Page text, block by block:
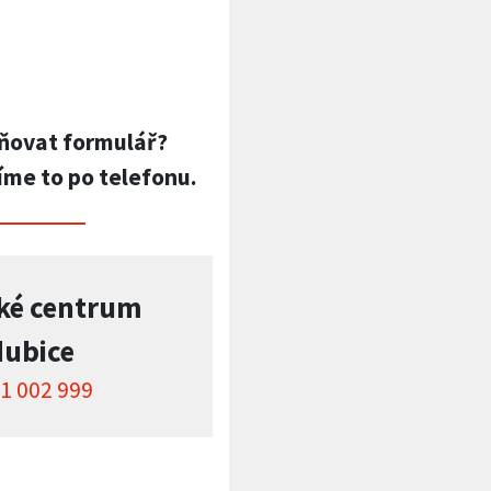
formulář?
to po telefonu.
centrum
002 999